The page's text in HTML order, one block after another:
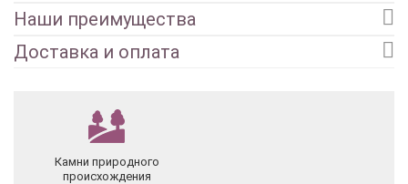
Наши преимущества
Доставка и оплата
Камни природного
происхождения